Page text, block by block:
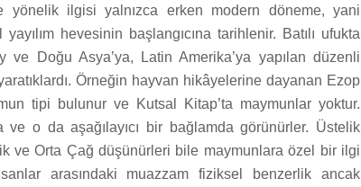
yönelik ilgisi yalnızca erken modern döneme, yani
hevesinin başlangıcına tarihlenir. Batılı ufukta
ve Doğu Asya’ya, Latin Amerika’ya yapılan düzenli
Örneğin hayvan hikâyelerine dayanan Ezop
tipi bulunur ve Kutsal Kitap’ta maymunlar yoktur.
ve o da aşağılayıcı bir bağlamda görünürler. Üstelik
ve Orta Çağ düşünürleri bile maymunlara özel bir ilgi
arasındaki muazzam fiziksel benzerlik ancak